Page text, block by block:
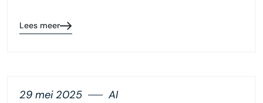
Lees meer
29 mei 2025 AI